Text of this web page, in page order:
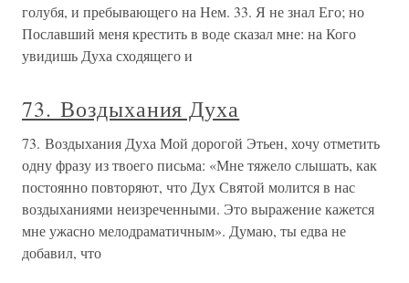
голубя, и пребывающего на Нем. 33. Я не знал Его; но
Пославший меня крестить в воде сказал мне: на Кого
увидишь Духа сходящего и
73. Воздыхания Духа
73. Воздыхания Духа Мой дорогой Этьен, хочу отметить
одну фразу из твоего письма: «Мне тяжело слышать, как
постоянно повторяют, что Дух Святой молится в нас
воздыханиями неизреченными. Это выражение кажется
мне ужасно мелодраматичным». Думаю, ты едва не
добавил, что